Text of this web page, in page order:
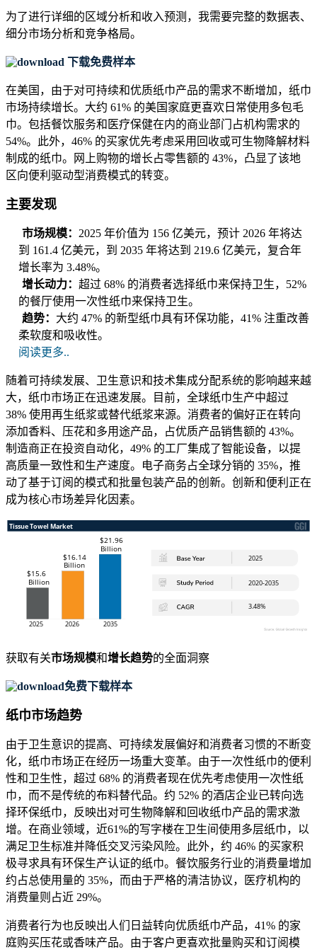
为了进行详细的区域分析和收入预测，我需要完整的数据表、
细分市场分析和竞争格局。
下载免费样本
在美国，由于对可持续和优质纸巾产品的需求不断增加，纸巾
市场持续增长。大约 61% 的美国家庭更喜欢日常使用多包毛
巾。包括餐饮服务和医疗保健在内的商业部门占机构需求的
54%。此外，46% 的买家优先考虑采用回收或可生物降解材料
制成的纸巾。网上购物的增长占零售额的 43%，凸显了该地
区向便利驱动型消费模式的转变。
主要发现
市场规模： 2025 年价值为 156 亿美元，预计 2026 年将达
到 161.4 亿美元，到 2035 年将达到 219.6 亿美元，复合年
增长率为 3.48%。
增长动力： 超过 68% 的消费者选择纸巾来保持卫生，52%
的餐厅使用一次性纸巾来保持卫生。
趋势： 大约 47% 的新型纸巾具有环保功能，41% 注重改善
柔软度和吸收性。
阅读更多..
随着可持续发展、卫生意识和技术集成分配系统的影响越来越
大，纸巾市场正在迅速发展。目前，全球纸巾生产中超过
38% 使用再生纸浆或替代纸浆来源。消费者的偏好正在转向
添加香料、压花和多用途产品，占优质产品销售额的 43%。
制造商正在投资自动化，49% 的工厂集成了智能设备，以提
高质量一致性和生产速度。电子商务占全球分销的 35%，推
动了基于订阅的模式和批量包装产品的创新。创新和便利正在
成为核心市场差异化因素。
获取有关市场规模和增长趋势的全面洞察
免费下载样本
纸巾市场趋势
由于卫生意识的提高、可持续发展偏好和消费者习惯的不断变
化，纸巾市场正在经历一场重大变革。由于一次性纸巾的便利
性和卫生性，超过 68% 的消费者现在优先考虑使用一次性纸
巾，而不是传统的布料替代品。约 52% 的酒店企业已转向选
择环保纸巾，反映出对可生物降解和回收纸巾产品的需求激
增。在商业领域，近61%的写字楼在卫生间使用多层纸巾，以
满足卫生标准并降低交叉污染风险。此外，约 46% 的买家积
极寻求具有环保生产认证的纸巾。餐饮服务行业的消费量增加
约占总使用量的 35%，而由于严格的清洁协议，医疗机构的
消费量则占近 29%。
消费者行为也反映出人们日益转向优质纸巾产品，41% 的家
庭购买压花或香味产品。由于客户更喜欢批量购买和订阅模